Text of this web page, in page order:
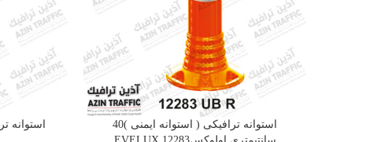
استوانه ترافیکی ( استوانه ایمنی )40